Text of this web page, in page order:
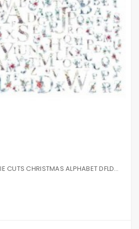
FORMES CARTON - DIE CUTS CHRISTMAS ALPHABET DFLDC22